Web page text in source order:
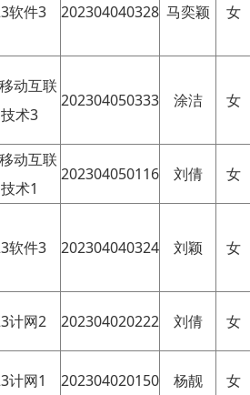
软件3 202304040328 马奕颖 女
动互联
技术3
202304050333 涂洁 女
动互联
技术1
202304050116 刘倩 女
软件3 202304040324 刘颖 女
计网2 202304020222 刘倩 女
计网1 202304020150 杨靓 女